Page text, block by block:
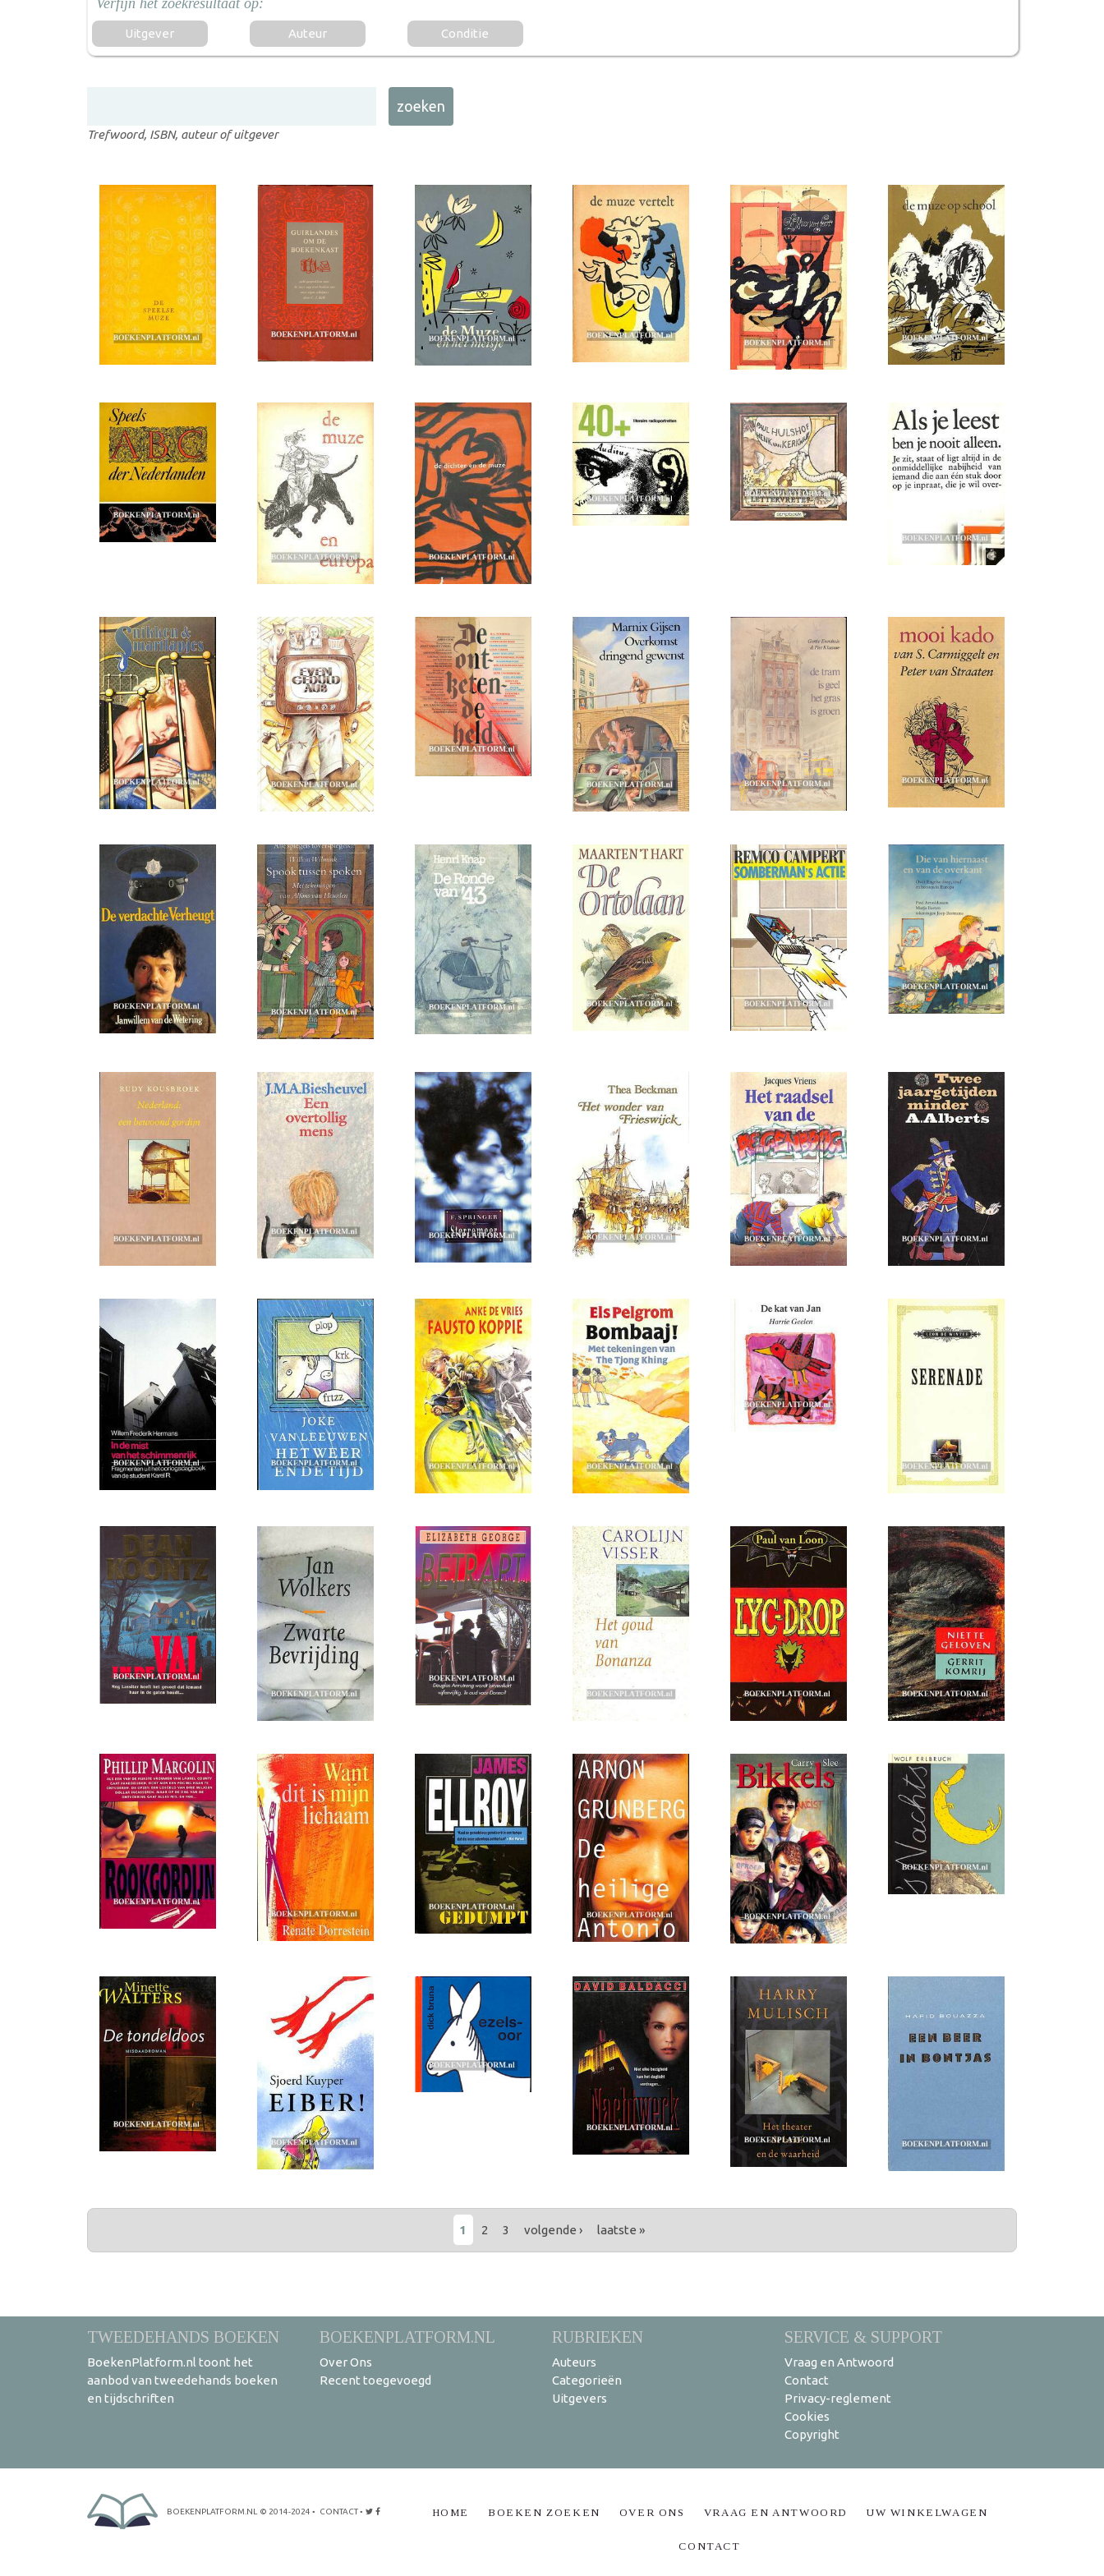
Uitgever Auteur Conditie
Trefwoord, ISBN, auteur of uitgever
PAGINA'S 1 2 3 volgende › laatste »
TWEEDEHANDS BOEKEN
BoekenPlatform.nl toont het
aanbod van tweedehands boeken
en tijdschriften
BOEKENPLATFORM.NL
Over Ons
Recent toegevoegd
RUBRIEKEN
Auteurs
Categorieën
Uitgevers
SERVICE & SUPPORT
Vraag en Antwoord
Contact
Privacy-reglement
Cookies
Copyright
BOEKENPLATFORM.NL © 2014-2024 • CONTACT• HOME BOEKEN ZOEKEN OVER ONS VRAAG EN ANTWOORD UW WINKELWAGEN
CONTACT